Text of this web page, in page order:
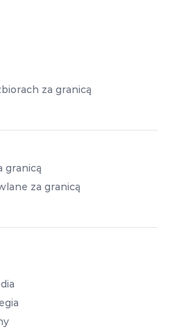
za granicą
granicą
za granicą